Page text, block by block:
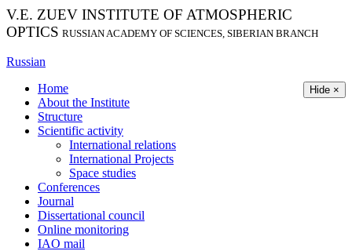
V.E. ZUEV INSTITUTE OF ATMOSPHERIC
OPTICS RUSSIAN ACADEMY OF SCIENCES, SIBERIAN BRANCH
Russian
Hide ×
Home
About the Institute
Structure
Scientific activity
International relations
International Projects
Space studies
Conferences
Journal
Dissertational council
Online monitoring
IAO mail